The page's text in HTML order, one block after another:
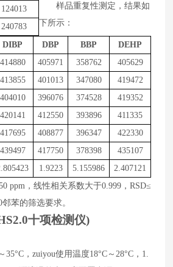
124013
240783
样品重复性测定，结果如
下所示 ：
DIBP DBP BBP
DEHP
414880 405971 358762
405629
413855 401013 347080
419472
404010 396076 374528
419352
420141 412550 393896
411335
417695 408877 396347
422330
439497 417750 378398
435107
1.9223 5.155986
2.407121
ppm ，线性相关系数大于0.999 ，RSD≤
邻苯的筛选要求。
十项检测仪)
～35°C ，zuiyou使用温度18°C ～ 28°C ， 1.